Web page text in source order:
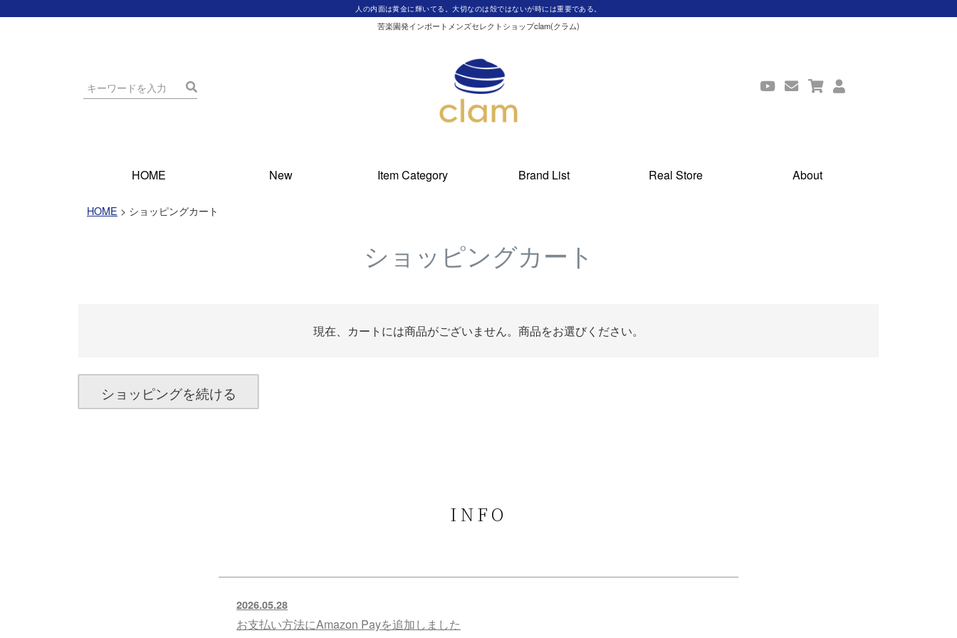
人の内面は黄金に輝いてる。大切なのは殻ではないが時には重要である。
苦楽園発インポートメンズセレクトショップclam(クラム)
HOME New Item Category Brand List Real Store About
HOME ショッピングカート
ショッピングカート
現在、カートには商品がございません。商品をお選びください。
ショッピングを続ける
INFO
2026.05.28
お支払い方法にAmazon Payを追加しました